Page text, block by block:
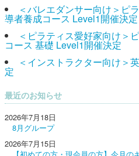
＜バレエダンサー向け＞ピ
導者養成コース Level1開催決定
＜ピラティス愛好家向け＞
コース 基礎 Level1開催決定
＜インストラクター向け＞
定
最近のお知らせ
2026年7月18日
8月グループ
2026年7月15日
【初めての方・現会員の方】今月